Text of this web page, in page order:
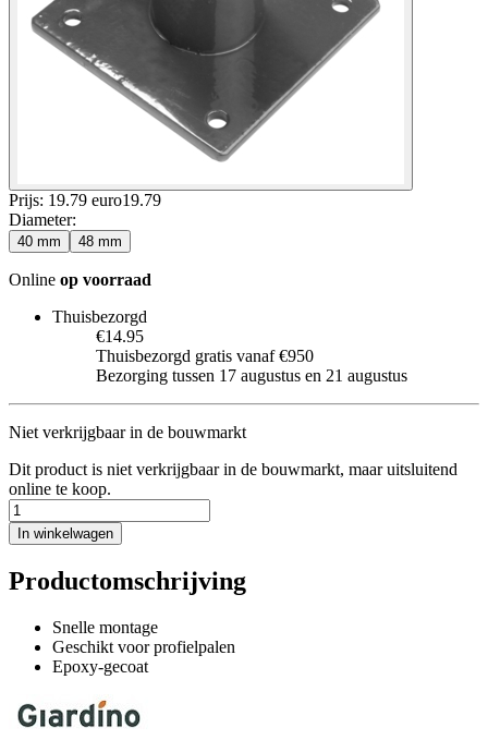
Prijs: 19.79 euro19.79
Diameter:
40 mm 48 mm
Online op voorraad
Thuisbezorgd
€14.95
Thuisbezorgd gratis vanaf €950
Bezorging tussen 17 augustus en 21 augustus
Niet verkrijgbaar in de bouwmarkt
Dit product is niet verkrijgbaar in de bouwmarkt, maar uitsluitend
online te koop.
In winkelwagen
Productomschrijving
Snelle montage
Geschikt voor profielpalen
Epoxy-gecoat